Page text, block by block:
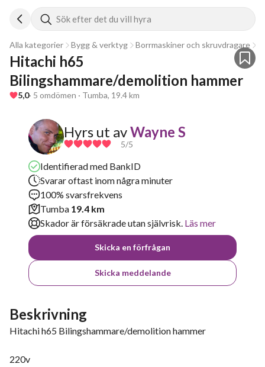
Sök efter det du vill hyra
Alla kategorier Bygg & verktyg Borrmaskiner och skruvdragare
Hitachi h65
Bilingshammare/demolition hammer
5,0· 5 omdömen · Tumba, 19.4 km
Hyrs ut avWayne S
5/5
Identifierad med BankID
Svarar oftast inom några minuter
100% svarsfrekvens
Tumba 19.4 km
Skador är försäkrade utan självrisk. Läs mer
Skicka en förfrågan
Skicka meddelande
Beskrivning
Hitachi h65 Bilingshammare/demolition hammer
220v